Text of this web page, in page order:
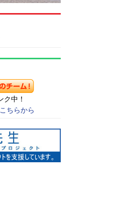
ク中！
ちらから